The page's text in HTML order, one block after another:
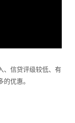
、信贷评级较低、有
优惠。